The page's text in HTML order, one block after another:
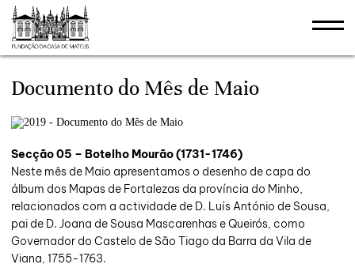
Documento do Mês de Maio
Secção 05 – Botelho Mourão (1731-1746)
Neste mês de Maio apresentamos o desenho de capa do
álbum dos Mapas de Fortalezas da província do Minho,
relacionados com a actividade de D. Luís António de Sousa,
pai de D. Joana de Sousa Mascarenhas e Queirós, como
Governador do Castelo de São Tiago da Barra da Vila de
Viana, 1755-1763.